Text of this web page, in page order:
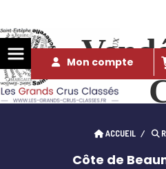
Mon compte
ACCUEIL
Côte de